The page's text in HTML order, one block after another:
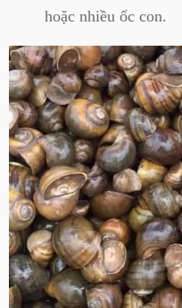
hoặc nhiều ốc con.